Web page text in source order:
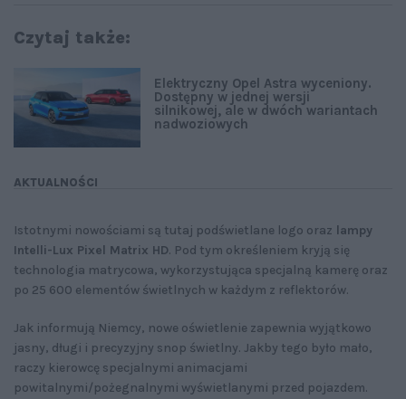
Czytaj także:
AKTUALNOŚCI
Elektryczny Opel Astra wyceniony.
Dostępny w jednej wersji
silnikowej, ale w dwóch wariantach
nadwoziowych
Istotnymi nowościami są tutaj podświetlane logo oraz lampy
Intelli-Lux Pixel Matrix HD. Pod tym określeniem kryją się
technologia matrycowa, wykorzystująca specjalną kamerę oraz
po 25 600 elementów świetlnych w każdym z reflektorów.
Jak informują Niemcy, nowe oświetlenie zapewnia wyjątkowo
jasny, długi i precyzyjny snop świetlny. Jakby tego było mało,
raczy kierowcę specjalnymi animacjami
powitalnymi/pożegnalnymi wyświetlanymi przed pojazdem.